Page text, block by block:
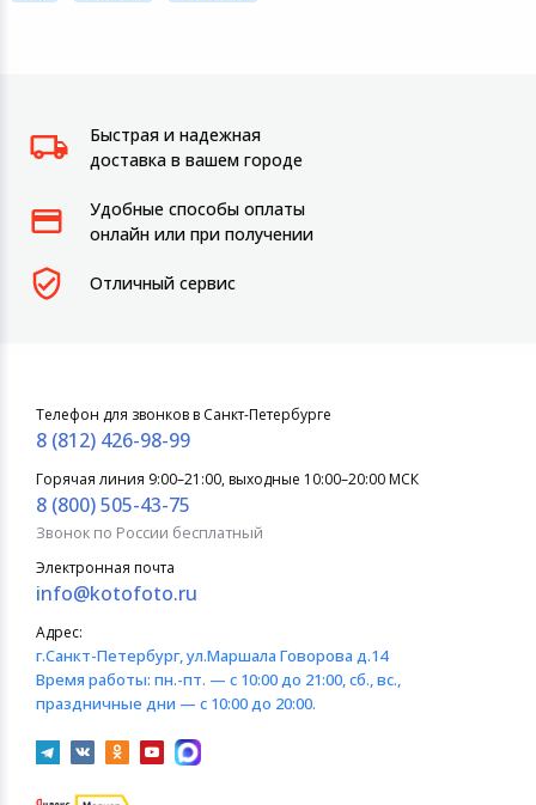
Быстрая и надежная
доставка в вашем городе
Удобные способы оплаты
онлайн или при получении
Отличный сервис
Телефон для звонков в Санкт-Петербурге
8 (812) 426-98-99
Горячая линия 9:00–21:00, выходные 10:00–20:00 МСК
8 (800) 505-43-75
Звонок по России бесплатный
Электронная почта
info@kotofoto.ru
Адрес:
г.Санкт-Петербург, ул.Маршала Говорова д.14
Время работы: пн.-пт. — с 10:00 до 21:00, сб., вс.,
праздничные дни — с 10:00 до 20:00.